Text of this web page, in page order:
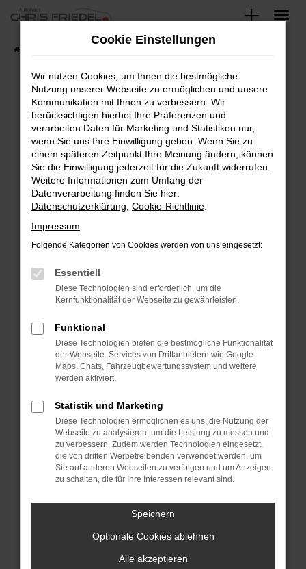
Zum
springen
Fahrzeugsuche
Fehler: Network Error
Beim Laden ist ein Fehler aufgetreten.
Hier sind ein paar Tipps, die dir helfen können:
Überprüfe deine Firewall und deine
Internetverbindung.
Laden andere Webseiten, zum Beispiel deine
Suchmaschine?
Prüfe deine Browsererweiterungen.
können das Laden bestimmter Seiten
verhindern. Funktioniert die Seite in einem
anderen Browser oder in einem privaten
Starte dein Gerät neu.
Das kann manchmal helfen, vorübergehende
Probleme zu beheben.
Betriebssystem auf dem neuesten Stand
sind.
Veraltete Software birgt nicht nur ein
Sicherheitsrisiko, sondern kann auch dazu
führen, dass bestimmte Funktionen nicht mehr
unterstützt werden.
Wende dich an den Webseitenbetreiber.
Wenn du alle oben genannten Schritte versucht
hast, kontaktiere uns bitte. Wir werden
versuchen, das Problem zu beheben. Du kannst
uns diesen Text schicken, um uns bei der
Cookie Einstellungen
Wir nutzen Cookies, um Ihnen die bestmögliche
Nutzung unserer Webseite zu ermöglichen und unsere
Kommunikation mit Ihnen zu verbessern. Wir
berücksichtigen hierbei Ihre Präferenzen und
verarbeiten Daten für Marketing und Statistiken nur,
wenn Sie uns Ihre Einwilligung geben. Wenn Sie zu
einem späteren Zeitpunkt Ihre Meinung ändern, können
Sie die Einwilligung jederzeit für die Zukunft widerrufen.
Weitere Informationen zum Umfang der
Datenverarbeitung finden Sie hier:
Datenschutzerklärung Cookie-Richtlinie
Impressum
Folgende Kategorien von Cookies werden von uns eingesetzt:
Essentiell
Diese Technologien sind erforderlich, um die
Kernfunktionalität der Webseite zu gewährleisten.
Funktional
Diese Technologien bieten die bestmögliche Funktionalität
der Webseite. Services von Drittanbietern wie Google
Maps, Chats, Fahrzeugbewertungssystem und weitere
werden aktiviert.
Statistik und Marketing
Diese Technologien ermöglichen es uns, die Nutzung der
Webseite zu analysieren, um die Leistung zu messen und
zu verbessern. Zudem werden Technologien eingesetzt,
die von dritten Werbetreibenden verwendet werden, um
Sie auf anderen Webseiten zu verfolgen und um Anzeigen
zu schalten, die für Ihre Interessen relevant sind.
Speichern
Optionale Cookies ablehnen
Alle akzeptieren